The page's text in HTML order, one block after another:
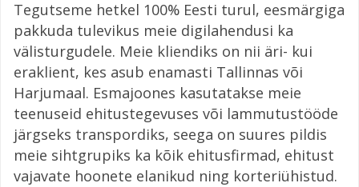
Tegutseme hetkel 100% Eesti turul, eesmärgiga
pakkuda tulevikus meie digilahendusi ka
välisturgudele. Meie kliendiks on nii äri- kui
eraklient, kes asub enamasti Tallinnas või
Harjumaal. Esmajoones kasutatakse meie
teenuseid ehitustegevuses või lammutustööde
järgseks transpordiks, seega on suures pildis
meie sihtgrupiks ka kõik ehitusfirmad, ehitust
vajavate hoonete elanikud ning korteriühistud.